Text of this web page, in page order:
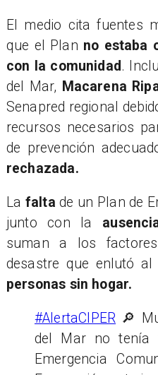
El medio cita fuentes
que el Plan no estaba
con la comunidad .
del Mar, Macarena
Senapred regional
recursos necesarios
de prevención
rechazada.
​La faltade un Plan de
junto con la
suman a los
desastre que enlutó
personas sin hogar.
#AlertaCIPER 🔎
del Mar no tenía
Emergencia